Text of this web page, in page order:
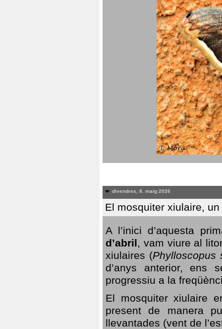
divendres, 8. maig 2026
El mosquiter xiulaire,
A l’inici d’aquesta
d’abril, vam viure al
xiulaires (Phylloscopus
d’anys anterior, ens
progressiu a la
El mosquiter xiulaire
present de manera
llevantades (vent de